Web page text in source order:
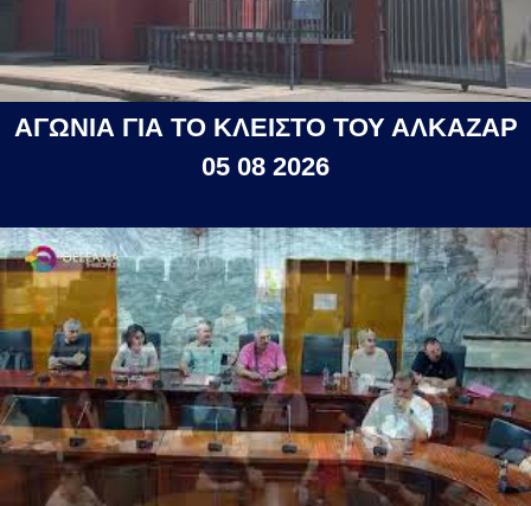
ΑΓΩΝΙΑ ΓΙΑ ΤΟ ΚΛΕΙΣΤΟ ΤΟΥ ΑΛΚΑΖΑΡ
05 08 2026